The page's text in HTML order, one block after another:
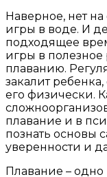
Наверное, нет
игры в воде. И
подходящее
игры в полезное
плаванию.
закалит
его физически.
плавание и в
познать основы
уверенности и
Плавание –